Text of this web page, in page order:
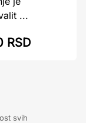
...
RSD
svih